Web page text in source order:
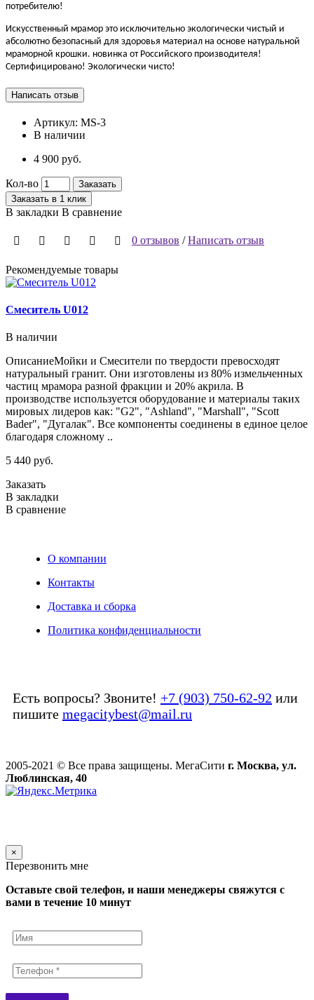
потребителю!
Искусственный мрамор это исключительно экологически чистый и
абсолютно безопасный для здоровья материал на основе натуральной
мраморной крошки. новинка от Российского производителя!
Сертифицировано! Экологически чисто!
Артикул: MS-3
В наличии
4 900 руб.
Кол-во
Заказать
Заказать в 1 клик
В закладки В сравнение
0 отзывов /Написать отзыв
Рекомендуемые товары
Смеситель U012
В наличии
ОписаниеМойки и Смесители по твердости превосходят
натуральный гранит. Они изготовлены из 80% измельченных
частиц мрамора разной фракции и 20% акрила. В
производстве используется оборудование и материалы таких
мировых лидеров как: "G2", "Ashland", "Marshall", "Scott
Bader", "Дугалак". Все компоненты соединены в единое целое
благодаря сложному ..
5 440 руб.
Заказать
В закладки
В сравнение
О компании
Контакты
Доставка и сборка
Политика конфиденциальности
Есть вопросы? Звоните! +7 (903) 750-62-92 или
пишите megacitybest@mail.ru
2005-2021 © Все права защищены. МегаСити г. Москва, ул.
Люблинская, 40
×
Перезвонить мне
Оставьте свой телефон, и наши менеджеры свяжутся с
вами в течение 10 минут